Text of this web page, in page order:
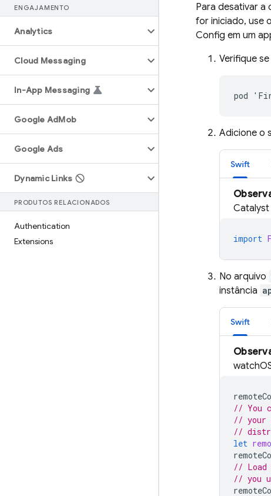
ENGAJAMENTO
Analytics
Cloud Messaging
In-App Messaging
Google AdMob
Google Ads
Dynamic Links
PRODUTOS RELACIONADOS
Authentication
Extensions
Para desativar a
for iniciado, use
Config em um
Verifique se
Adicione o
Swift
Catalyst
import
No arquivo
instância
Swift
// You
// your
//
let
//
// you